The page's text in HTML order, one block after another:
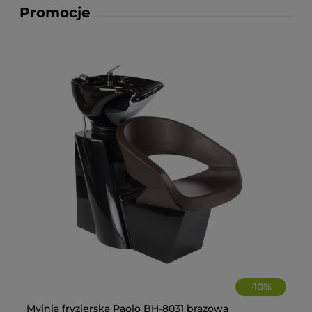
Promocje
-10%
Myjnia fryzjerska Paolo BH-8031 brązowa